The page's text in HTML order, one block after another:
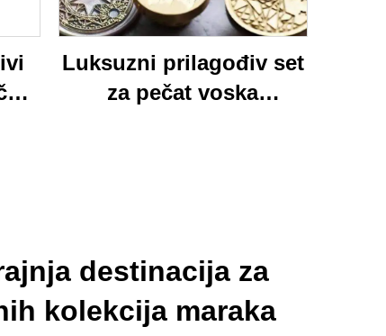
Luksuzni prilagođiv set
za pečat voska
destinacija za
kolekcija maraka